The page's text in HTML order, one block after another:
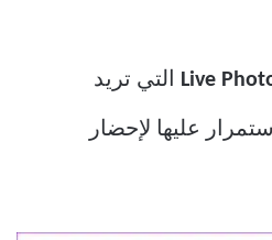
التي تريد
عليها لإحضار